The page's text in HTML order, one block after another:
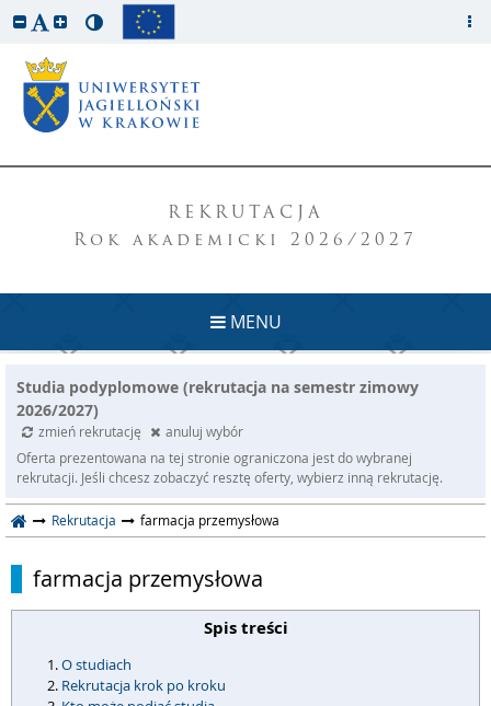
REKRUTACJA
Rok akademicki 2026/2027
MENU
Studia podyplomowe (rekrutacja na semestr zimowy
2026/2027)
zmień rekrutację
anuluj wybór
Oferta prezentowana na tej stronie ograniczona jest do wybranej
rekrutacji. Jeśli chcesz zobaczyć resztę oferty, wybierz inną rekrutację.
Rekrutacja farmacja przemysłowa
farmacja przemysłowa
Spis treści
O studiach
Rekrutacja krok po kroku